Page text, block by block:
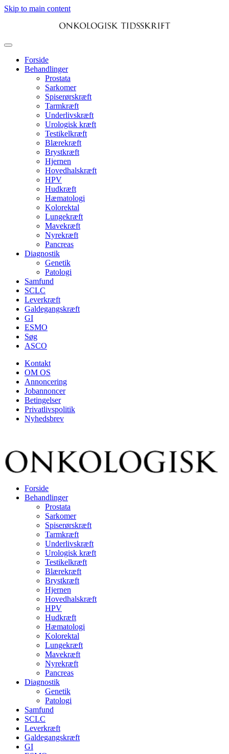
Skip to main content
Forside
Behandlinger
Prostata
Sarkomer
Spiserørskræft
Tarmkræft
Underlivskræft
Urologisk kræft
Testikelkræft
Blærekræft
Brystkræft
Hjernen
Hovedhalskræft
HPV
Hudkræft
Hæmatologi
Kolorektal
Lungekræft
Mavekræft
Nyrekræft
Pancreas
Diagnostik
Genetik
Patologi
Samfund
SCLC
Leverkræft
Galdegangskræft
GI
ESMO
Søg
ASCO
Kontakt
OM OS
Annoncering
Jobannoncer
Betingelser
Privatlivspolitik
Nyhedsbrev
Forside
Behandlinger
Prostata
Sarkomer
Spiserørskræft
Tarmkræft
Underlivskræft
Urologisk kræft
Testikelkræft
Blærekræft
Brystkræft
Hjernen
Hovedhalskræft
HPV
Hudkræft
Hæmatologi
Kolorektal
Lungekræft
Mavekræft
Nyrekræft
Pancreas
Diagnostik
Genetik
Patologi
Samfund
SCLC
Leverkræft
Galdegangskræft
GI